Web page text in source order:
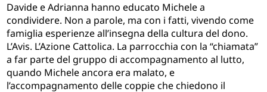
Davide e Adrianna hanno educato Michele a
condividere. Non a parole, ma con i fatti, vivendo come
famiglia esperienze all’insegna della cultura del dono.
L’Avis. L’Azione Cattolica. La parrocchia con la “chiamata”
a far parte del gruppo di accompagnamento al lutto,
quando Michele ancora era malato, e
l’accompagnamento delle coppie che chiedono il